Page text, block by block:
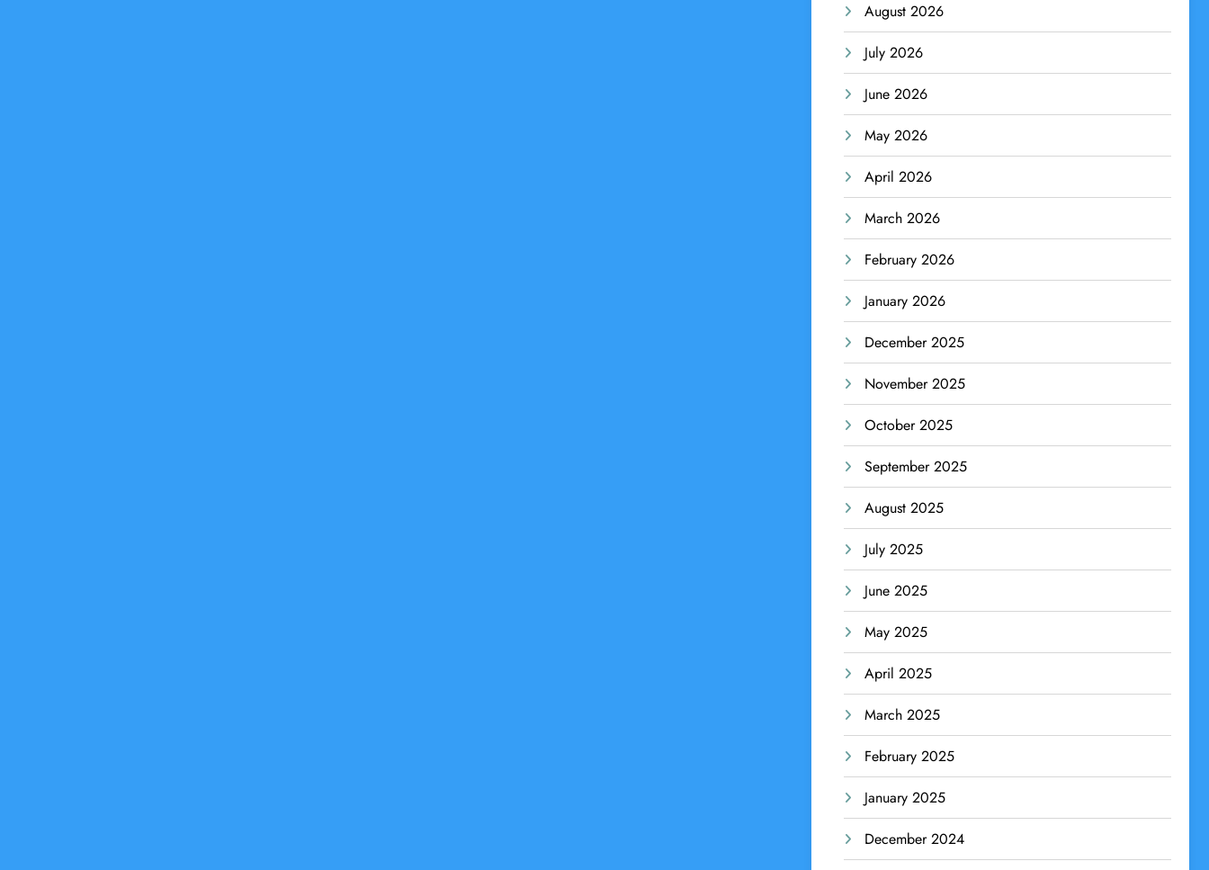
August 2026
July 2026
June 2026
May 2026
April 2026
March 2026
February 2026
January 2026
December 2025
November 2025
October 2025
September 2025
August 2025
July 2025
June 2025
May 2025
April 2025
March 2025
February 2025
January 2025
December 2024